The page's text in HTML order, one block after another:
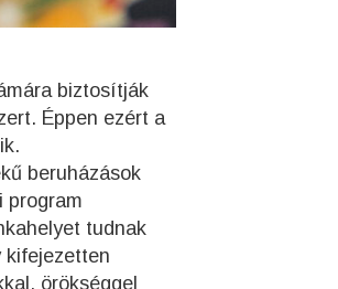
biztosítják
Éppen ezért a
beruházások
program
tudnak
örökséggel